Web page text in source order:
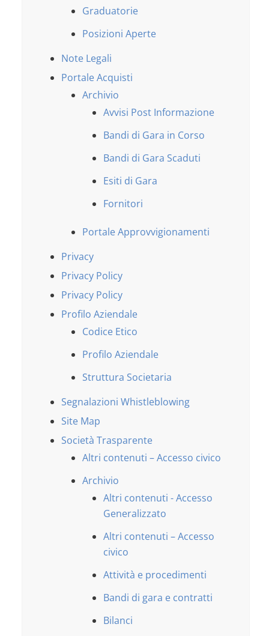
Graduatorie
Posizioni Aperte
Note Legali
Portale Acquisti
Archivio
Avvisi Post Informazione
Bandi di Gara in Corso
Bandi di Gara Scaduti
Esiti di Gara
Fornitori
Portale Approvvigionamenti
Privacy
Privacy Policy
Privacy Policy
Profilo Aziendale
Codice Etico
Profilo Aziendale
Struttura Societaria
Segnalazioni Whistleblowing
Site Map
Società Trasparente
Altri contenuti – Accesso civico
Archivio
Altri contenuti - Accesso
Generalizzato
Altri contenuti – Accesso
civico
Attività e procedimenti
Bandi di gara e contratti
Bilanci